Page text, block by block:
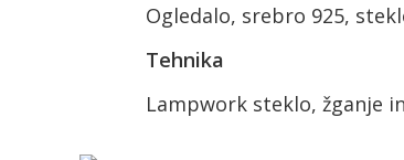
Ogledalo, srebro 925,
Tehnika
Lampwork steklo, žganje